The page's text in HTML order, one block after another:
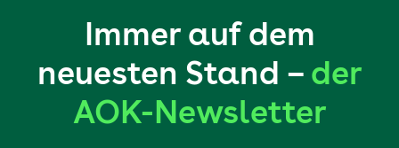
Immer auf dem
neuesten Stand – der
AOK-Newsletter